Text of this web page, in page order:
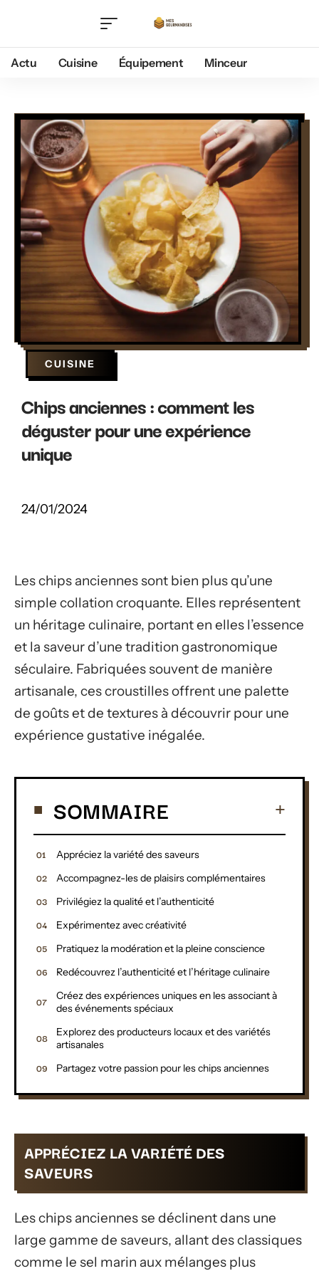
Actu Cuisine Équipement Minceur
CUISINE
Chips anciennes : comment les
déguster pour une expérience
unique
24/01/2024
Les chips anciennes sont bien plus qu’une
simple collation croquante. Elles représentent
un héritage culinaire, portant en elles l’essence
et la saveur d’une tradition gastronomique
séculaire. Fabriquées souvent de manière
artisanale, ces croustilles offrent une palette
de goûts et de textures à découvrir pour une
expérience gustative inégalée.
SOMMAIRE
Appréciez la variété des saveurs
Accompagnez-les de plaisirs complémentaires
Privilégiez la qualité et l’authenticité
Expérimentez avec créativité
Pratiquez la modération et la pleine conscience
Redécouvrez l’authenticité et l’héritage culinaire
Créez des expériences uniques en les associant à
des événements spéciaux
Explorez des producteurs locaux et des variétés
artisanales
Partagez votre passion pour les chips anciennes
APPRÉCIEZ LA VARIÉTÉ DES
SAVEURS
Les chips anciennes se déclinent dans une
large gamme de saveurs, allant des classiques
comme le sel marin aux mélanges plus